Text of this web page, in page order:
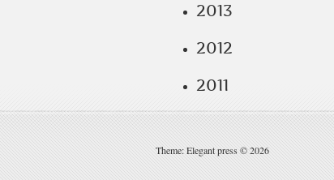
2013
2012
2011
Theme: Elegant press © 2026